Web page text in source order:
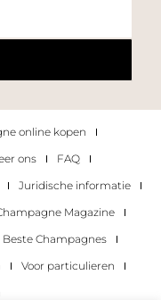
online kopen
ons
FAQ
Juridische informatie
Magazine
Beste Champagnes
Voor particulieren